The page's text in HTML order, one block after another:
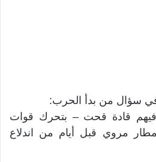
في سؤال من بدأ الحرب:
فيهم قادة قحت – بتحرك قوات
مطار مروي قبل أيام من اندلاع